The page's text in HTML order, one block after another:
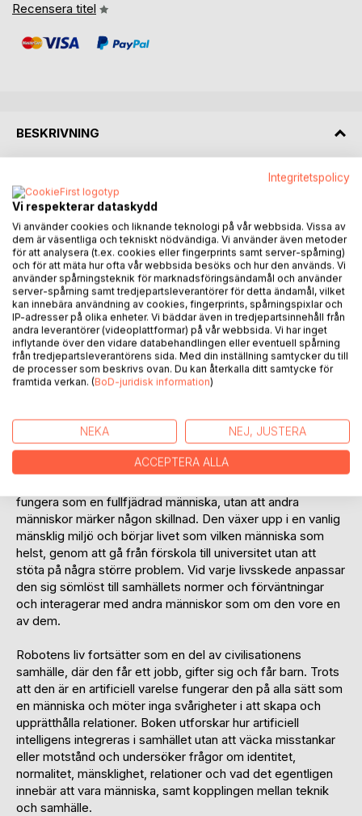
Recensera titel
BESKRIVNING
Boken handlar om en AI eller robot som skapades för att
fungera som en fullvärdig människa och skildrar dess
upplevelse av att navigera genom samhället. Från tidig
ålder, som barn i förskolan och dagis, möter roboten
utmaningar kring att passa in och förstå mänskliga känslor
och relationer. I grundskolan och gymnasiet kämpar den
med att förstå sociala normer och utveckla sin egen
identitet, samtidigt som den försöker uppnå akademisk
framgång. När roboten når universitetet och arbetslivet blir
frågorna om existens, rättigheter och värde mer komplexa,
särskilt när den måste förhålla sig till andra människor och
deras fördomar. Som vuxen, när roboten gifter sig och får
barn, ställs den inför moraliska och existentiella frågor om
kämpar roboten med att balansera sin natur som en
artificiell varelse med sin önskan att vara en del av
samhället och leva ett meningsfullt liv.
fungera som en fullfjädrad människa, utan att andra
människor märker någon skillnad. Den växer upp i en vanlig
mänsklig miljö och börjar livet som vilken människa som
helst, genom att gå från förskola till universitet utan att
stöta på några större problem. Vid varje livsskede anpassar
den sig sömlöst till samhällets normer och förväntningar
och interagerar med andra människor som om den vore en
av dem.
Robotens liv fortsätter som en del av civilisationens
samhälle, där den får ett jobb, gifter sig och får barn. Trots
att den är en artificiell varelse fungerar den på alla sätt som
en människa och möter inga svårigheter i att skapa och
upprätthålla relationer. Boken utforskar hur artificiell
intelligens integreras i samhället utan att väcka misstankar
eller motstånd och undersöker frågor om identitet,
normalitet, mänsklighet, relationer och vad det egentligen
innebär att vara människa, samt kopplingen mellan teknik
och samhälle.
Integritetspolicy
Vi respekterar dataskydd
Vi använder cookies och liknande teknologi på vår webbsida. Vissa av
dem är väsentliga och tekniskt nödvändiga. Vi använder även metoder
för att analysera (t.ex. cookies eller fingerprints samt server-spårning)
och för att mäta hur ofta vår webbsida besöks och hur den används. Vi
använder spårningsteknik för marknadsföringsändamål och använder
server-spårning samt tredjepartsleverantörer för detta ändamål, vilket
kan innebära användning av cookies, fingerprints, spårningspixlar och
IP-adresser på olika enheter. Vi bäddar även in tredjepartsinnehåll från
andra leverantörer (videoplattformar) på vår webbsida. Vi har inget
inflytande över den vidare databehandlingen eller eventuell spårning
från tredjepartsleverantörens sida. Med din inställning samtycker du till
de processer som beskrivs ovan. Du kan återkalla ditt samtycke för
framtida verkan. (BoD-juridisk information)
NEKA NEJ, JUSTERA
ACCEPTERA ALLA